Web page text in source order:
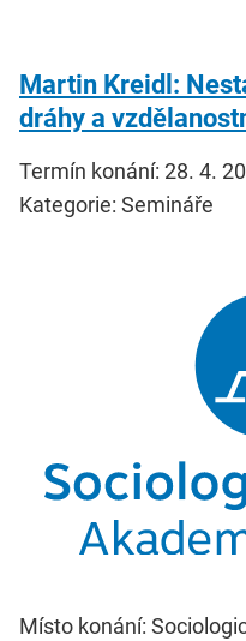
Martin Kreidl:
dráhy a
Termín konání: 28. 4.
Kategorie: Semináře
Místo konání: